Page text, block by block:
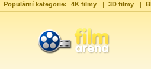
Populární kategorie: 4K filmy | 3D filmy |